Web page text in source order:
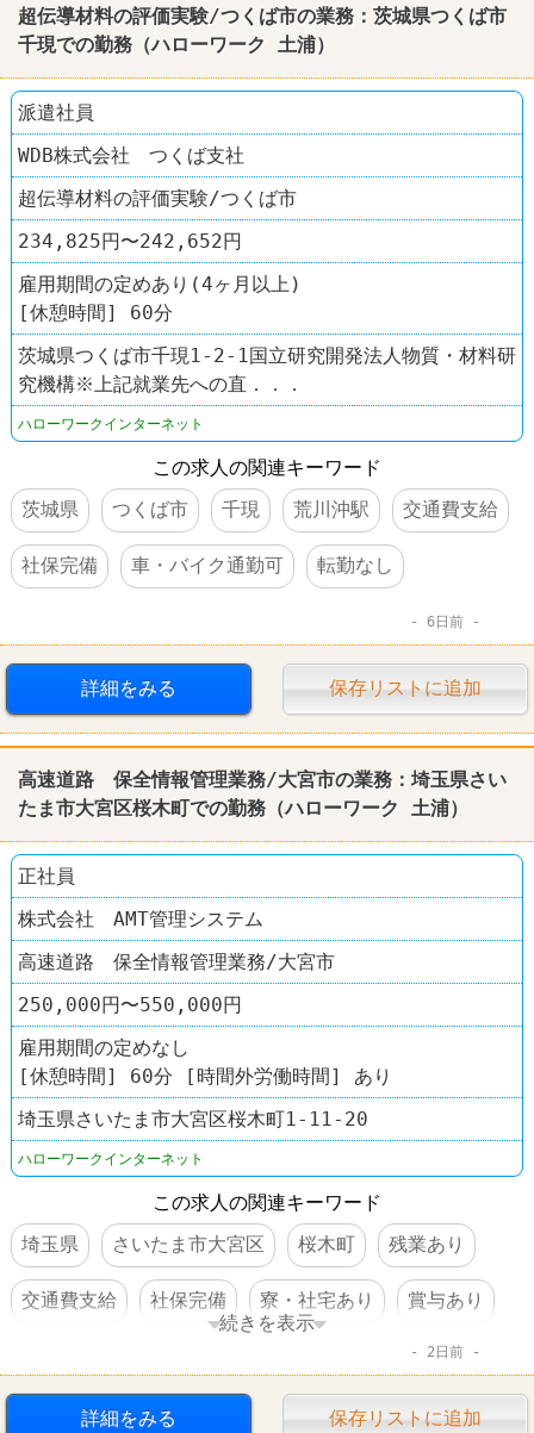
超伝導材料の評価実験/つくば市の業務：茨城県つくば市
千現での勤務（ハローワーク 土浦）
派遣社員
WDB株式会社 つくば支社
超伝導材料の評価実験/つくば市
234,825円〜242,652円
雇用期間の定めあり(4ヶ月以上)
[休憩時間] 60分
茨城県つくば市千現1-2-1国立研究開発法人物質・材料研
究機構※上記就業先への直．．．
ハローワークインターネット
この求人の関連キーワード
茨城県
つくば市 千現 荒川沖駅 交通費支給
社保完備 車・バイク通勤可 転勤なし
6日前
詳細をみる 保存リストに追加
高速道路 保全情報管理業務/大宮市の業務：埼玉県さい
たま市大宮区桜木町での勤務（ハローワーク 土浦）
正社員
株式会社 AMT管理システム
高速道路 保全情報管理業務/大宮市
250,000円〜550,000円
雇用期間の定めなし
[休憩時間] 60分 [時間外労働時間] あり
埼玉県さいたま市大宮区桜木町1-11-20
ハローワークインターネット
この求人の関連キーワード
埼玉県
さいたま市大宮区 桜木町 残業あり
交通費支給 社保完備 寮・社宅あり 賞与あり
続きを表示
2日前
詳細をみる 保存リストに追加